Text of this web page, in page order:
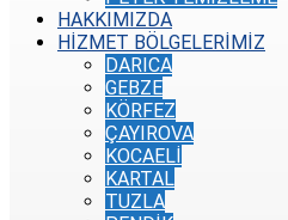
HAKKIMIZDA
HİZMET BÖLGELERİMİZ
DARICA
GEBZE
KÖRFEZ
ÇAYIROVA
KOCAELİ
KARTAL
TUZLA